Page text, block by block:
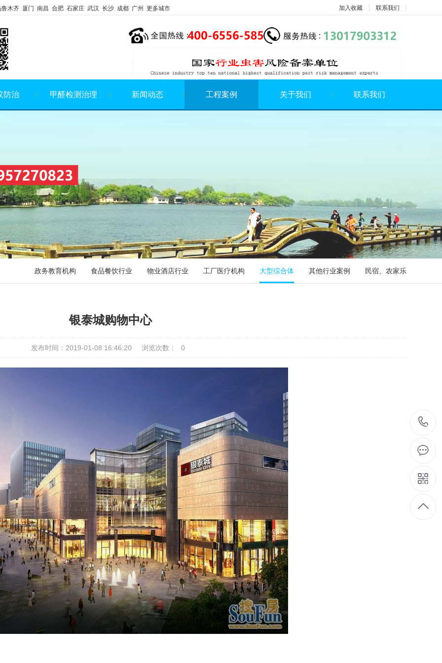
木齐 厦门 南昌 合肥 石家庄 武汉 长沙 成都 广州 更多城市 加入收藏 联系我们
防治 甲醛检测治理 新闻动态 工程案例 关于我们 联系我们
政务教育机构 食品餐饮行业 物业酒店行业 工厂医疗机构 大型综合体 其他行业案例 民宿、农家乐
银泰城购物中心
发布时间：2019-01-08 16:46:20 浏览次数： 0